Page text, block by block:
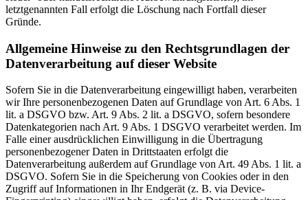
letztgenannten Fall erfolgt die Löschung nach Fortfall dieser
Gründe.
Allgemeine Hinweise zu den Rechtsgrundlagen der
Datenverarbeitung auf dieser Website
Sofern Sie in die Datenverarbeitung eingewilligt haben, verarbeiten
wir Ihre personenbezogenen Daten auf Grundlage von Art. 6 Abs. 1
lit. a DSGVO bzw. Art. 9 Abs. 2 lit. a DSGVO, sofern besondere
Datenkategorien nach Art. 9 Abs. 1 DSGVO verarbeitet werden. Im
Falle einer ausdrücklichen Einwilligung in die Übertragung
personenbezogener Daten in Drittstaaten erfolgt die
Datenverarbeitung außerdem auf Grundlage von Art. 49 Abs. 1 lit. a
DSGVO. Sofern Sie in die Speicherung von Cookies oder in den
Zugriff auf Informationen in Ihr Endgerät (z. B. via Device-